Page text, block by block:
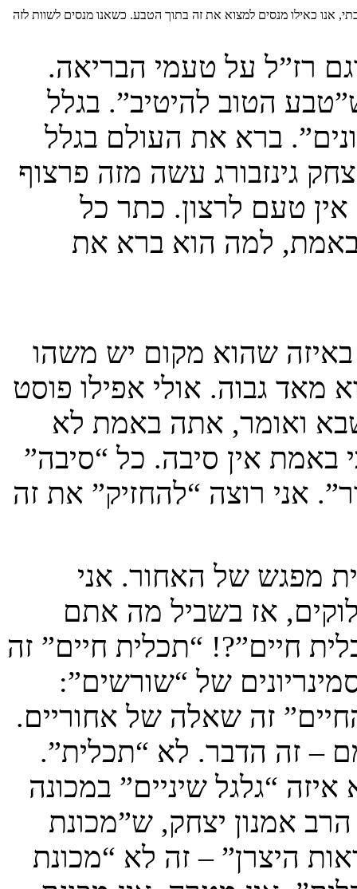
אנו כאילו מנסים למצוא את זה בתוך הטבע. כשאנו מנסים לשוות לזה
רז”ל על טעמי הבריאה.
הטוב להיטיב”. בגלל
ברא את העולם בגלל
גינזבורג עשה מזה פרצוף
טעם לרצון. כתר כל
למה הוא ברא את
באיזה שהוא מקום יש משהו
מאד גבוה. אולי אפילו פוסט
שבא ואומר, אתה באמת לא
באמת אין סיבה. כל “סיבה”
אני רוצה “להחזיק” את זה
מפגש של האחור. אני
אז בשביל מה אתם
חיים”?! “תכלית חיים” זה
של “שורשים”:
זה שאלה של אחוריים.
– זה הדבר. לא “תכלית”.
“גלגל שיניים” במכונה
אמנון יצחק, ש”מכונת
היצרן” – זה לא “מכונת